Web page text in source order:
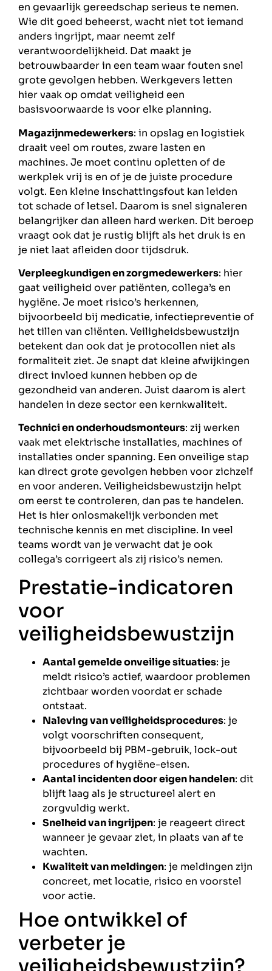
en gevaarlijk gereedschap serieus te nemen.
Wie dit goed beheerst, wacht niet tot iemand
anders ingrijpt, maar neemt zelf
verantwoordelijkheid. Dat maakt je
betrouwbaarder in een team waar fouten snel
grote gevolgen hebben. Werkgevers letten
hier vaak op omdat veiligheid een
basisvoorwaarde is voor elke planning.
Magazijnmedewerkers: in opslag en logistiek
draait veel om routes, zware lasten en
machines. Je moet continu opletten of de
werkplek vrij is en of je de juiste procedure
volgt. Een kleine inschattingsfout kan leiden
tot schade of letsel. Daarom is snel signaleren
belangrijker dan alleen hard werken. Dit beroep
vraagt ook dat je rustig blijft als het druk is en
je niet laat afleiden door tijdsdruk.
Verpleegkundigen en zorgmedewerkers: hier
gaat veiligheid over patiënten, collega’s en
hygiëne. Je moet risico’s herkennen,
bijvoorbeeld bij medicatie, infectiepreventie of
het tillen van cliënten. Veiligheidsbewustzijn
betekent dan ook dat je protocollen niet als
formaliteit ziet. Je snapt dat kleine afwijkingen
direct invloed kunnen hebben op de
gezondheid van anderen. Juist daarom is alert
handelen in deze sector een kernkwaliteit.
Technici en onderhoudsmonteurs: zij werken
vaak met elektrische installaties, machines of
installaties onder spanning. Een onveilige stap
kan direct grote gevolgen hebben voor zichzelf
en voor anderen. Veiligheidsbewustzijn helpt
om eerst te controleren, dan pas te handelen.
Het is hier onlosmakelijk verbonden met
technische kennis en met discipline. In veel
teams wordt van je verwacht dat je ook
collega’s corrigeert als zij risico’s nemen.
Prestatie-indicatoren
voor
veiligheidsbewustzijn
Aantal gemelde onveilige situaties: je
meldt risico’s actief, waardoor problemen
zichtbaar worden voordat er schade
ontstaat.
Naleving van veiligheidsprocedures: je
volgt voorschriften consequent,
bijvoorbeeld bij PBM-gebruik, lock-out
procedures of hygiëne-eisen.
Aantal incidenten door eigen handelen: dit
blijft laag als je structureel alert en
zorgvuldig werkt.
Snelheid van ingrijpen: je reageert direct
wanneer je gevaar ziet, in plaats van af te
wachten.
Kwaliteit van meldingen: je meldingen zijn
concreet, met locatie, risico en voorstel
voor actie.
Hoe ontwikkel of
verbeter je
veiligheidsbewustzijn?